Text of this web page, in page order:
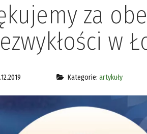
za
w
Kategorie: artykuły